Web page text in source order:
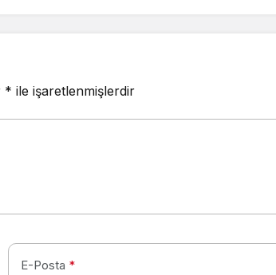
* ile işaretlenmişlerdir
E-Posta *